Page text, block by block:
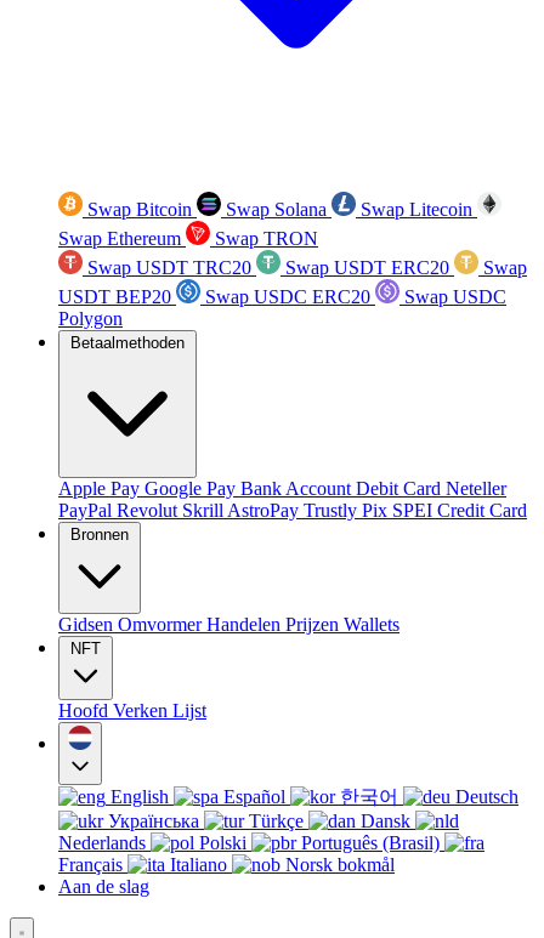
Swap Bitcoin Swap Solana
Swap Litecoin
Swap Ethereum
Swap TRON
Swap USDT TRC20
Swap USDT ERC20
Swap
USDT BEP20
Swap USDC ERC20
Swap USDC
Polygon
Betaalmethoden
Apple Pay Google Pay Bank Account Debit Card Neteller
PayPal Revolut Skrill AstroPay Trustly Pix SPEI Credit Card
Bronnen
Gidsen OmvormerHandelen Prijzen Wallets
NFT
Hoofd Verken Lijst
English Español 한국어
Deutsch
Українська
Türkçe
Dansk
Nederlands
Polski
Português (Brasil)
Français
Italiano
Norsk bokmål
Aan de slag